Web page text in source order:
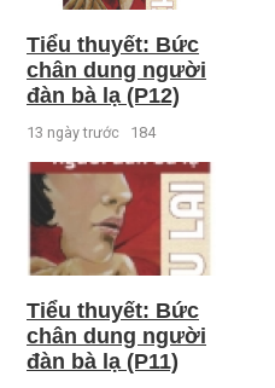
Tiểu thuyết: Bức
chân dung người
đàn bà lạ (P12)
13 ngày trước 184
Tiểu thuyết: Bức
chân dung người
đàn bà lạ (P11)